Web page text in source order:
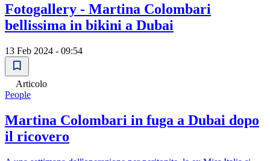
Fotogallery - Martina Colombari
bellissima in bikini a Dubai
13 Feb 2024 - 09:54
Articolo
People
Martina Colombari in fuga a Dubai dopo
il ricovero